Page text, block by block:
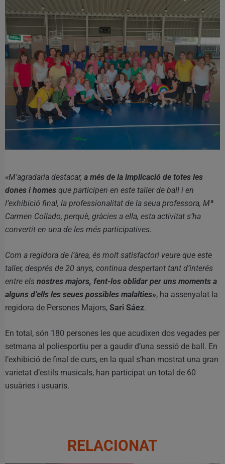
«M’agradaria destacar, a més de la implicació de totes les
dones i homes que participen en este taller de ball i en
l’exhibició final, la professionalitat de la seua professora, Mª
Carmen Collado, perquè, gràcies a ella, esta activitat s’ha
convertit en una de les més participatives.
Com a regidora de l’àrea, és molt satisfactori veure que este
taller, després de 20 anys, continua despertant tant d’interés
entre els nostres majors, fent-los oblidar per uns moments a
alguns d’ells les seues possibles malalties», ha assenyalat la
regidora de Persones Majors, Sari Sáez.
En total, són 180 persones les que acudixen dos vegades per
setmana al poliesportiu per a gaudir d’una sessió de ball. En
l’exhibició de final de curs, en la qual s’han mostrat una gran
varietat d’estils musicals, han participat un total de 60
usuàries i usuaris.
RELACIONAT